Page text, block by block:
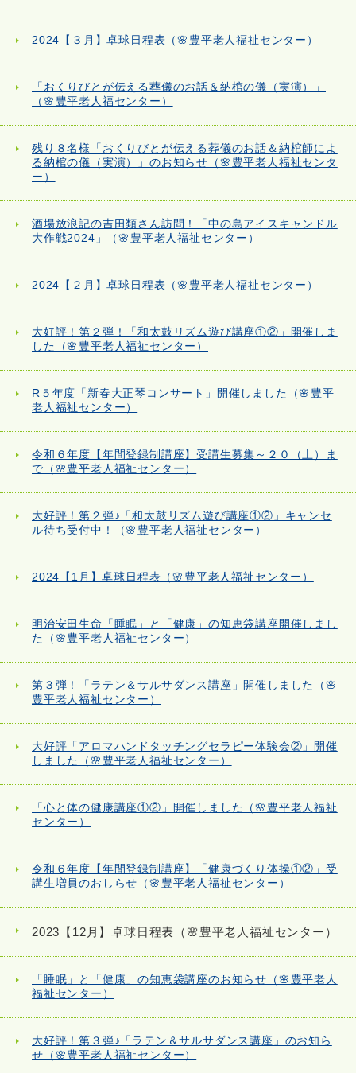
2024【３月】卓球日程表（🌸豊平老人福祉センター）
「おくりびとが伝える葬儀のお話＆納棺の儀（実演）」
（🌸豊平老人福センター）
残り８名様「おくりびとが伝える葬儀のお話＆納棺師によ
る納棺の儀（実演）」のお知らせ（🌸豊平老人福祉センタ
ー）
酒場放浪記の吉田類さん訪問！「中の島アイスキャンドル
大作戦2024」（🌸豊平老人福祉センター）
2024【２月】卓球日程表（🌸豊平老人福祉センター）
大好評！第２弾！「和太鼓リズム遊び講座①②」開催しま
した（🌸豊平老人福祉センター）
R５年度「新春大正琴コンサート」開催しました（🌸豊平
老人福祉センター）
令和６年度【年間登録制講座】受講生募集～２０（土）ま
で（🌸豊平老人福祉センター）
大好評！第２弾♪「和太鼓リズム遊び講座①②」キャンセ
ル待ち受付中！（🌸豊平老人福祉センター）
2024【1月】卓球日程表（🌸豊平老人福祉センター）
明治安田生命「睡眠」と「健康」の知恵袋講座開催しまし
た（🌸豊平老人福祉センター）
第３弾！「ラテン＆サルサダンス講座」開催しました（🌸
豊平老人福祉センター）
大好評「アロマハンドタッチングセラピー体験会②」開催
しました（🌸豊平老人福祉センター）
「心と体の健康講座①②」開催しました（🌸豊平老人福祉
センター）
令和６年度【年間登録制講座】「健康づくり体操①②」受
講生増員のおしらせ（🌸豊平老人福祉センター）
2023【12月】卓球日程表（🌸豊平老人福祉センター）
「睡眠」と「健康」の知恵袋講座のお知らせ（🌸豊平老人
福祉センター）
大好評！第３弾♪「ラテン＆サルサダンス講座」のお知ら
せ（🌸豊平老人福祉センター）